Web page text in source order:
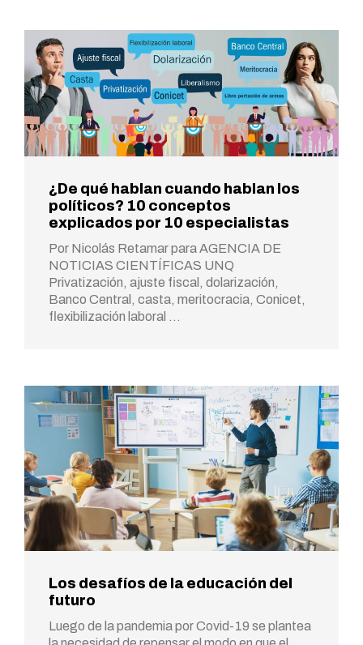
¿De qué hablan cuando hablan los
políticos? 10 conceptos
explicados por 10 especialistas
Por Nicolás Retamar para AGENCIA DE
NOTICIAS CIENTÍFICAS UNQ
Privatización, ajuste fiscal, dolarización,
Banco Central, casta, meritocracia, Conicet,
flexibilización laboral …
Los desafíos de la educación del
futuro
Luego de la pandemia por Covid-19 se plantea